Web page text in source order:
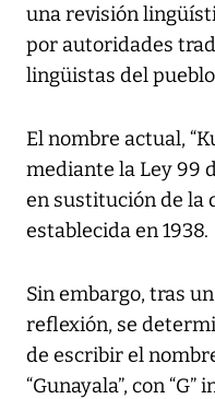
una revisión
por autoridades
lingüistas del
El nombre actual,
mediante la Ley 99
en sustitución de la
establecida en 1938.
Sin embargo, tras
reflexión, se
de escribir el
“Gunayala”, con